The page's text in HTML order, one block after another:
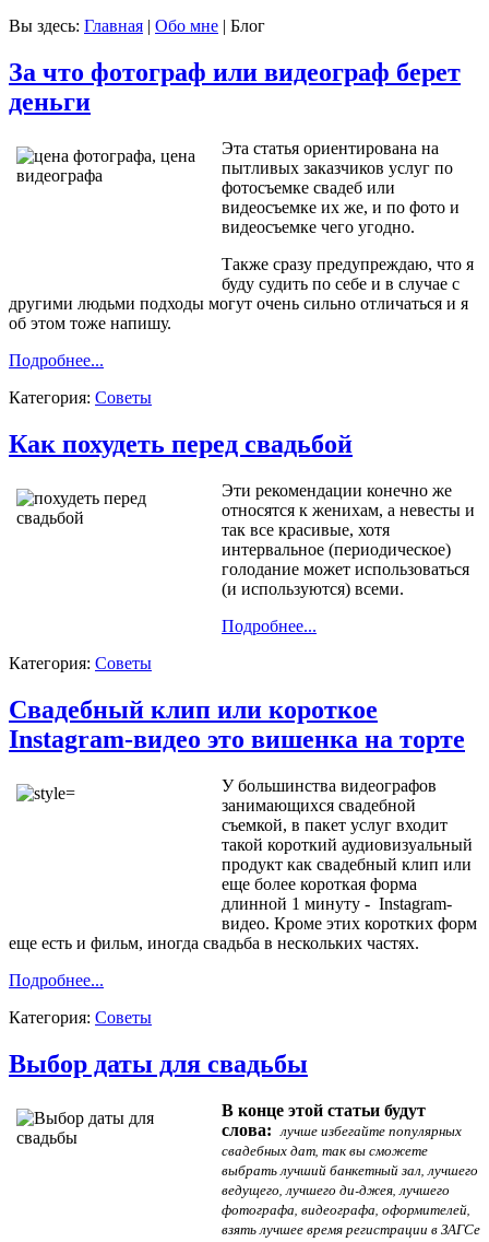
Вы здесь: Главная | Обо мне | Блог
За что фотограф или видеограф берет
деньги
Эта статья ориентирована на
пытливых заказчиков услуг по
фотосъемке свадеб или
видеосъемке их же, и по фото и
видеосъемке чего угодно.
Также сразу предупреждаю, что я
буду судить по себе и в случае с
другими людьми подходы могут очень сильно отличаться и я
об этом тоже напишу.
Подробнее...
Категория: Советы
Как похудеть перед свадьбой
Эти рекомендации конечно же
относятся к женихам, а невесты и
так все красивые, хотя
интервальное (периодическое)
голодание может использоваться
(и используются) всеми.
Подробнее...
Категория: Советы
Свадебный клип или короткое
Instagram-видео это вишенка на торте
У большинства видеографов
занимающихся свадебной
съемкой, в пакет услуг входит
такой короткий аудиовизуальный
продукт как свадебный клип или
еще более короткая форма
длинной 1 минуту - Instagram-
видео. Кроме этих коротких форм
еще есть и фильм, иногда свадьба в нескольких частях.
Подробнее...
Категория: Советы
Выбор даты для свадьбы
В конце этой статьи будут
слова: лучше избегайте популярных
свадебных дат, так вы сможете
выбрать лучший банкетный зал, лучшего
ведущего, лучшего ди-джея, лучшего
фотографа, видеографа, оформителей,
взять лучшее время регистрации в ЗАГСе